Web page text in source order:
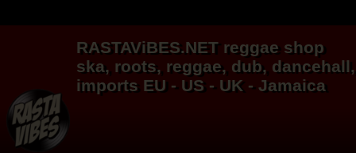
RASTAViBES.NET reggae shop
ska, roots, reggae, dub, dancehall,
imports EU - US - UK - Jamaica